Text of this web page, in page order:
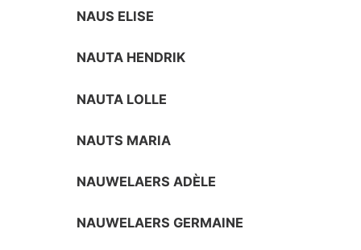
NAUS ELISE
NAUTA HENDRIK
NAUTA LOLLE
NAUTS MARIA
NAUWELAERS ADÈLE
NAUWELAERS GERMAINE